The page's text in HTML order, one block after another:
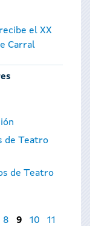
el XX
Carral
de Teatro
de Teatro
8 9 10
11